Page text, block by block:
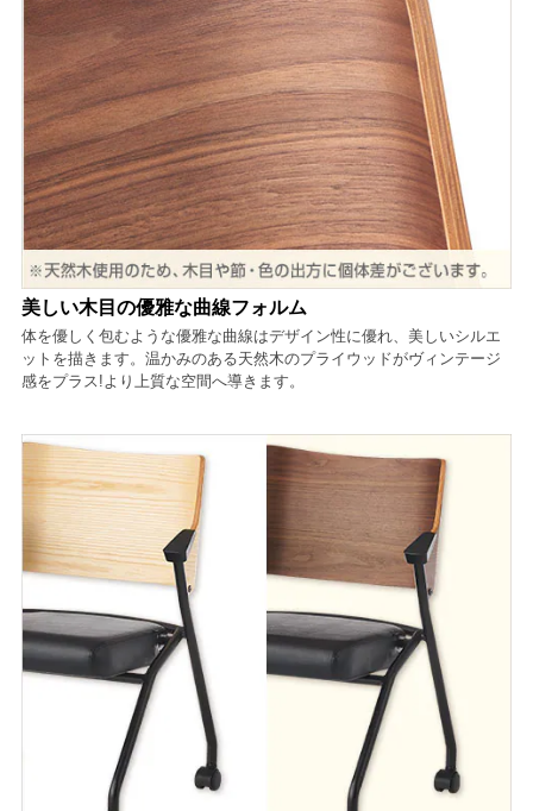
美しい木目の優雅な曲線フォルム
体を優しく包むような優雅な曲線はデザイン性に優れ、美しいシルエ
ットを描きます。温かみのある天然木のプライウッドがヴィンテージ
感をプラス!より上質な空間へ導きます。